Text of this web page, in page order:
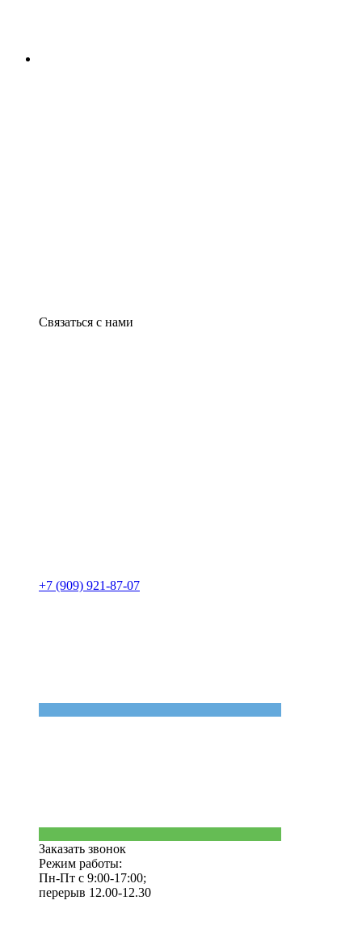
Связаться с нами
+7 (909) 921-87-07
Заказать звонок
Режим работы:
Пн-Пт с 9:00-17:00;
перерыв 12.00-12.30